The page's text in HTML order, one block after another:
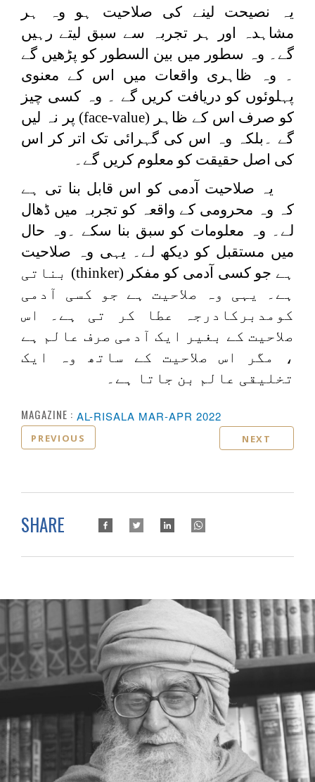
یہ نصیحت لینے کی صلاحیت ہو وہ ہر
مشاہدہ اور ہر تجربہ سے سبق لیتے رہیں
گے۔ وہ سطور میں بین السطور کو پڑھیں گے
۔ وہ ظاہری واقعات میں اس کے معنوی
پہلوئوں کو دریافت کریں گے ۔ وہ کسی چیز
کو صرف اس کے ظاہر (face-value) پر نہ لیں
گے ۔بلکہ وہ اس کی گہرائی تک اتر کر اس
کی اصل حقیقت کو معلوم کریں گے۔
یہ صلاحیت آدمی کو اس قابل بنا تی ہے
کہ وہ محرومی کے واقعہ کو تجربہ میں ڈھال
لے۔ وہ معلومات کو سبق بنا سکے ۔وہ حال
میں مستقبل کو دیکھ لے۔ یہی وہ صلاحیت
ہے جو کسی آدمی کو مفکر (thinker) بناتی
ہے۔ یہی وہ صلاحیت ہے جو کسی آدمی
کومدبرکادرجہ عطا کر تی ہے۔ اس
صلاحیت کے بغیر ایک آدمی صرف عالم ہے
، مگر اس صلاحیت کے ساتھ وہ ایک
تخلیقی عالم بن جاتا ہے۔
MAGAZINE : AL-RISALA MAR-APR 2022
PREVIOUS NEXT
SHARE